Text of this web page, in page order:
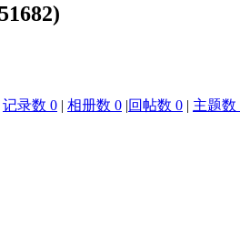
记录数 0 | 相册数 0 |回帖数 0 | 主题数